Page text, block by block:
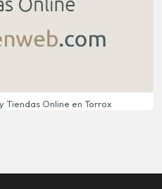
Tiendas Online en Torrox